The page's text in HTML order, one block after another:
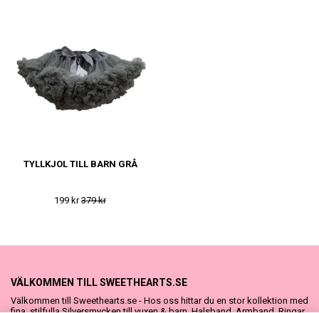
TYLLKJOL TILL BARN GRÅ
199 kr379 kr
VÄLKOMMEN TILL SWEETHEARTS.SE
Välkommen till Sweethearts.se - Hos oss hittar du en stor kollektion med